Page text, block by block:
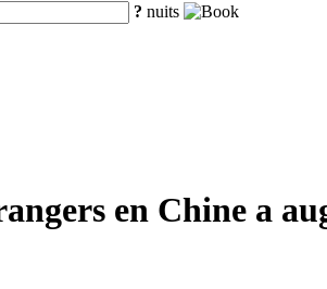
? nuits
en Chine a